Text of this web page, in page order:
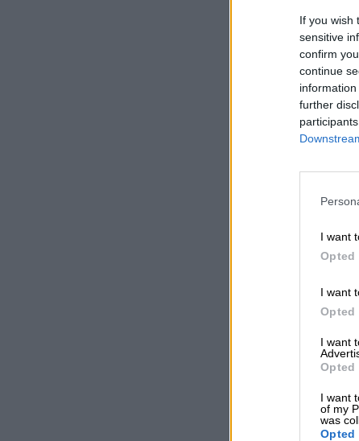
If you wish
sensitive
confirm
continue
further
I want
Opted
I want
Opted
I want
Opted
I want
of my
was
Opted